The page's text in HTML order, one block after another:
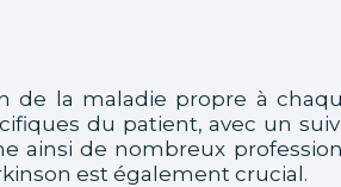
la maladie propre à
du patient, avec un
ainsi de nombreux
est également crucial.